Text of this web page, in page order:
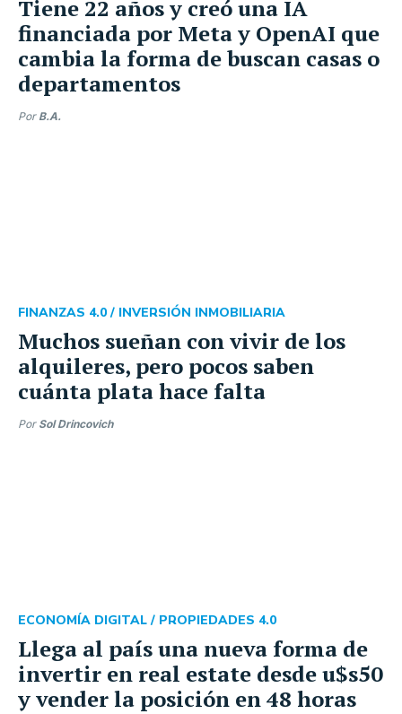
Tiene 22 años y creó una IA
financiada por Meta y OpenAI que
cambia la forma de buscan casas o
departamentos
Por B.A.
Muchos sueñan con vivir de los
alquileres, pero pocos saben
cuánta plata hace falta
FINANZAS 4.0 / INVERSIÓN INMOBILIARIA
Por Sol Drincovich
Llega al país una nueva forma de
invertir en real estate desde u$s50
y vender la posición en 48 horas
ECONOMÍA DIGITAL / PROPIEDADES 4.0